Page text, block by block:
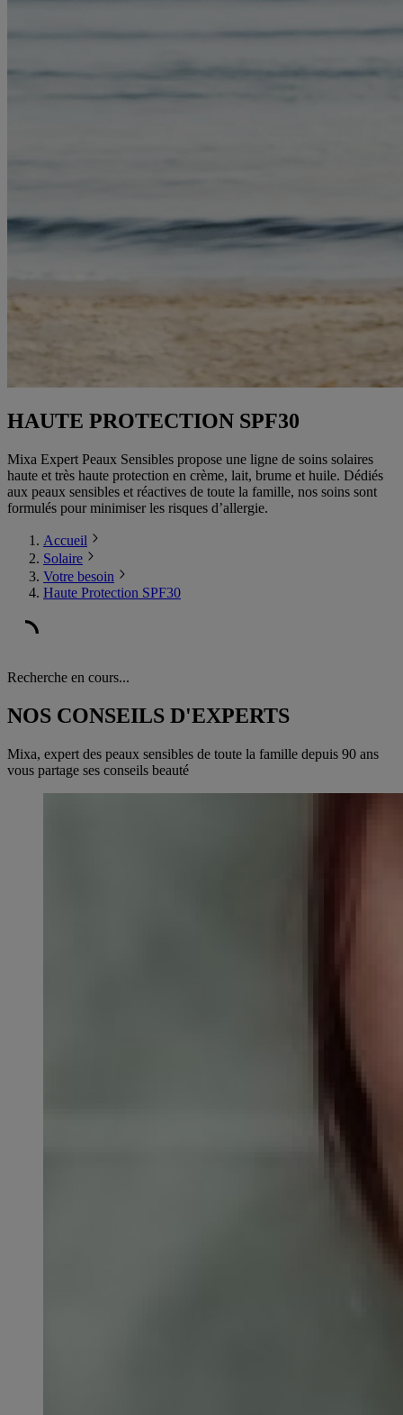
HAUTE PROTECTION SPF30
Mixa Expert Peaux Sensibles propose une ligne de soins solaires
haute et très haute protection en crème, lait, brume et huile. Dédiés
aux peaux sensibles et réactives de toute la famille, nos soins sont
formulés pour minimiser les risques d’allergie.
Accueil
Solaire
Votre besoin
Haute Protection SPF30
Recherche en cours...
NOS CONSEILS D'EXPERTS
Mixa, expert des peaux sensibles de toute la famille depuis 90 ans
vous partage ses conseils beauté